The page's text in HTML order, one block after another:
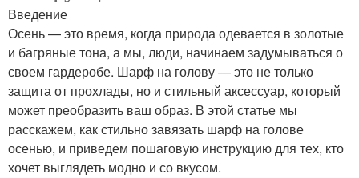
Введение
Осень — это время, когда природа одевается в золотые
и багряные тона, а мы, люди, начинаем задумываться о
своем гардеробе. Шарф на голову — это не только
защита от прохлады, но и стильный аксессуар, который
может преобразить ваш образ. В этой статье мы
расскажем, как стильно завязать шарф на голове
осенью, и приведем пошаговую инструкцию для тех, кто
хочет выглядеть модно и со вкусом.